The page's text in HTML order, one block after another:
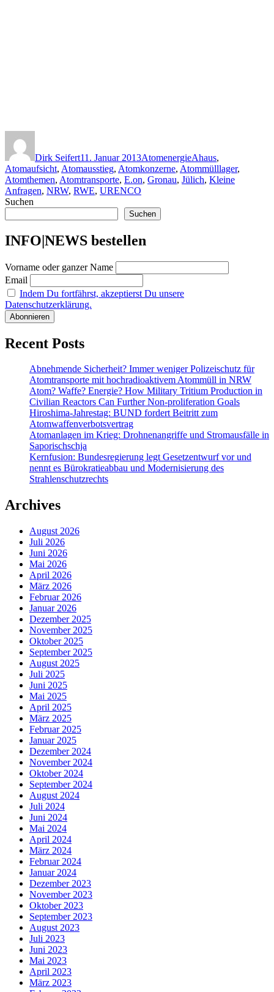
Dirk Seifert11. Januar 2013AtomenergieAhaus,
Atomaufsicht, Atomausstieg, Atomkonzerne, Atommülllager,
Atomthemen, Atomtransporte, E.on, Gronau, Jülich, Kleine
Anfragen, NRW, RWE, URENCO
Suchen
Suchen
INFO|NEWS bestellen
Vorname oder ganzer Name
Email
Indem Du fortfährst, akzeptierst Du unsere
Datenschutzerklärung.
Recent Posts
Abnehmende Sicherheit? Immer weniger Polizeischutz für
Atomtransporte mit hochradioaktivem Atommüll in NRW
Atom? Waffe? Energie? How Military Tritium Production in
Civilian Reactors Can Further Non-proliferation Goals
Hiroshima-Jahrestag: BUND fordert Beitritt zum
Atomwaffenverbotsvertrag
Atomanlagen im Krieg: Drohnenangriffe und Stromausfälle in
Saporischschja
Kernfusion: Bundesregierung legt Gesetzentwurf vor und
nennt es Bürokratieabbau und Modernisierung des
Strahlenschutzrechts
Archives
August 2026
Juli 2026
Juni 2026
Mai 2026
April 2026
März 2026
Februar 2026
Januar 2026
Dezember 2025
November 2025
Oktober 2025
September 2025
August 2025
Juli 2025
Juni 2025
Mai 2025
April 2025
März 2025
Februar 2025
Januar 2025
Dezember 2024
November 2024
Oktober 2024
September 2024
August 2024
Juli 2024
Juni 2024
Mai 2024
April 2024
März 2024
Februar 2024
Januar 2024
Dezember 2023
November 2023
Oktober 2023
September 2023
August 2023
Juli 2023
Juni 2023
Mai 2023
April 2023
März 2023